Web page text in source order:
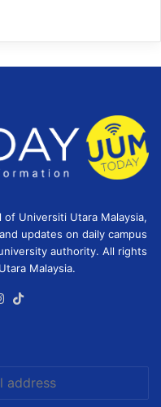
Universiti Utara Malaysia,
updates on daily campus
authority. All rights
Malaysia.
Instagram